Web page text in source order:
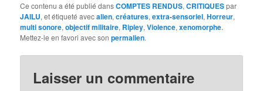
Ce contenu a été publié dansCOMPTES RENDUS,CRITIQUESpar
JAILU, et étiqueté avecalien,créatures,extra-sensoriel,Horreur,
multi sonore,objectif militaire, Ripley,Violence,xenomorphe.
Mettez-le en favori avec sonpermalien.
Laisser un commentaire